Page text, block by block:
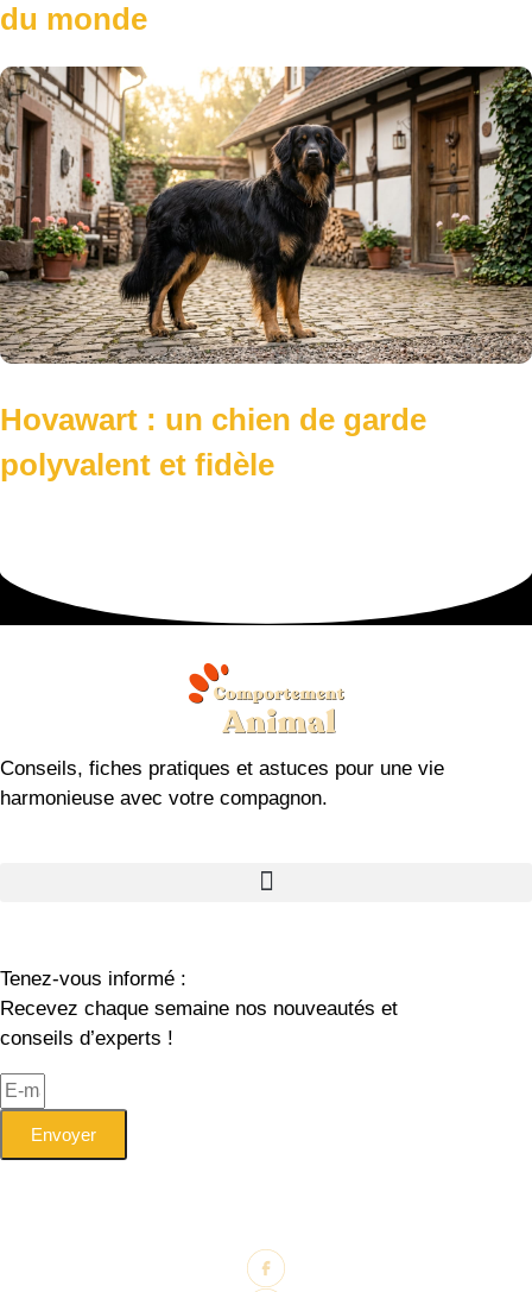
du monde
Hovawart : un chien de garde
polyvalent et fidèle
Conseils, fiches pratiques et astuces pour une vie
harmonieuse avec votre compagnon.
Tenez-vous informé :
Recevez chaque semaine nos nouveautés et
conseils d’experts !
Envoyer